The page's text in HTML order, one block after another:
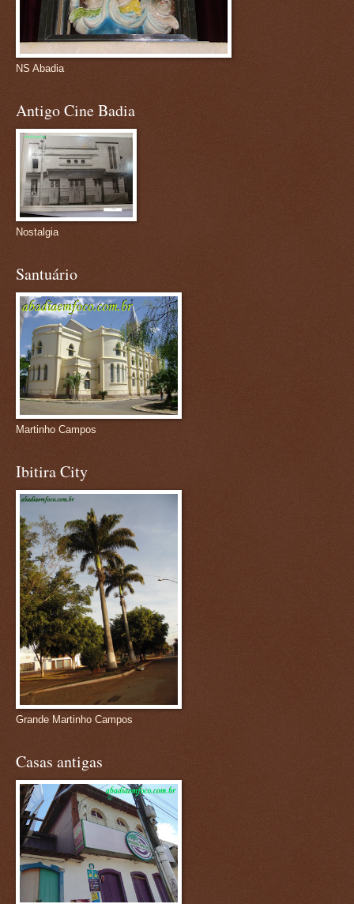
NS Abadia
Antigo Cine Badia
Nostalgia
Santuário
Martinho Campos
Ibitira City
Grande Martinho Campos
Casas antigas